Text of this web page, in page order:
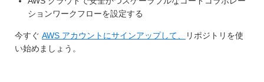
ションワークフローを設定する
今すぐ AWS アカウントにサインアップして、
リポジトリを使
い始めましょう。